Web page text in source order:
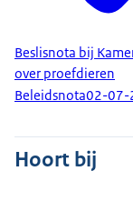
Beslisnota bij
over proefdieren
Beleidsnota02-07-
Hoort bij